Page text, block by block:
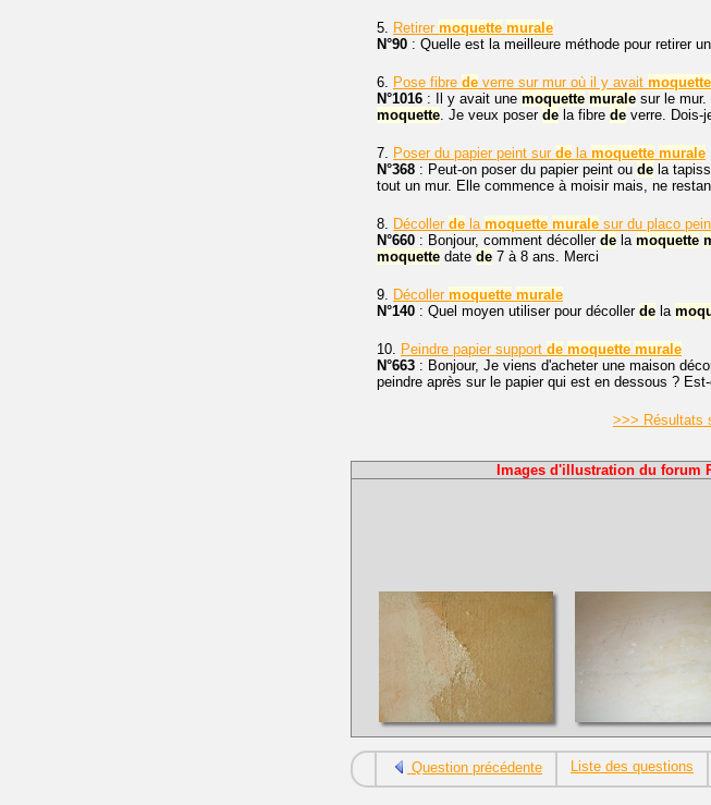
5. Retirer moquette murale
N°90 : Quelle est la meilleure méthode pour retirer
6. Pose fibre de verre sur mur où il y avait moquette
N°1016 : Il y avait une moquette murale sur le
moquette. Je veux poser de la fibre de verre. Dois-
7. Poser du papier peint sur de la moquette murale
N°368 : Peut-on poser du papier peint ou de la
tout un mur. Elle commence à moisir mais, ne
8. Décoller de la moquette murale sur du placo
N°660 : Bonjour, comment décoller de la moquette
moquette date de 7 à 8 ans. Merci
9. Décoller moquette murale
N°140 : Quel moyen utiliser pour décoller de la
10. Peindre papier support de moquette murale
N°663 : Bonjour, Je viens d'acheter une maison
peindre après sur le papier qui est en dessous ?
>>> Résultats
Images d'illustration du forum
Question précédente Liste des questions